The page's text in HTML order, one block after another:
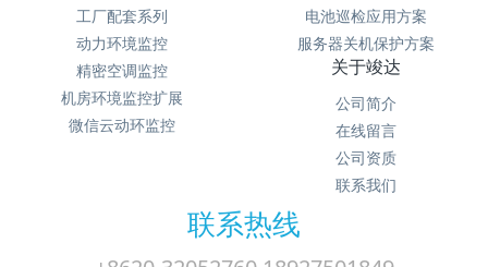
工厂配套系列
动力环境监控
精密空调监控
机房环境监控扩展
微信云动环监控
电池巡检应用方案
服务器关机保护方案
关于竣达
公司简介
在线留言
公司资质
联系我们
联系热线